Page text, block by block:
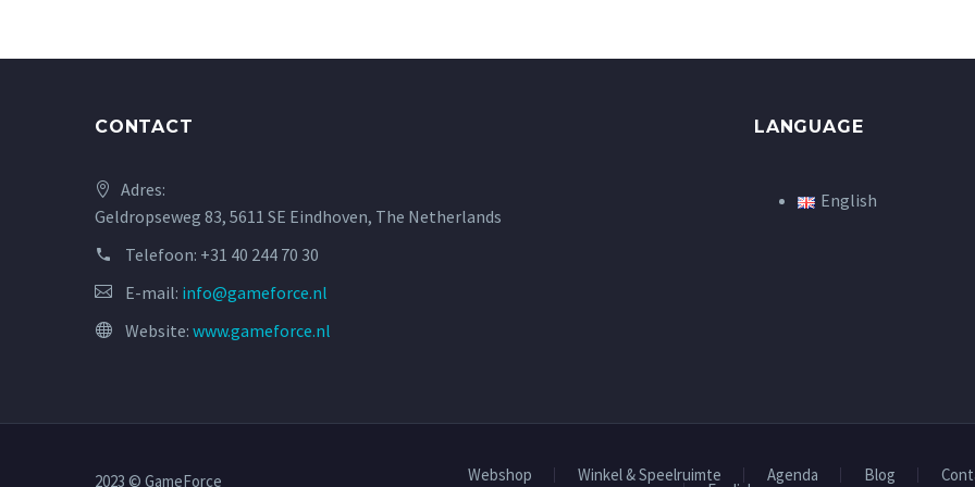
CONTACT
Adres:
Geldropseweg 83, 5611 SE Eindhoven, The Netherlands
Telefoon: +31 40 244 70 30
E-mail: info@gameforce.nl
Website: www.gameforce.nl
LANGUAGE
English
Webshop Winkel & Speelruimte Agenda Blog
2023 © GameForce